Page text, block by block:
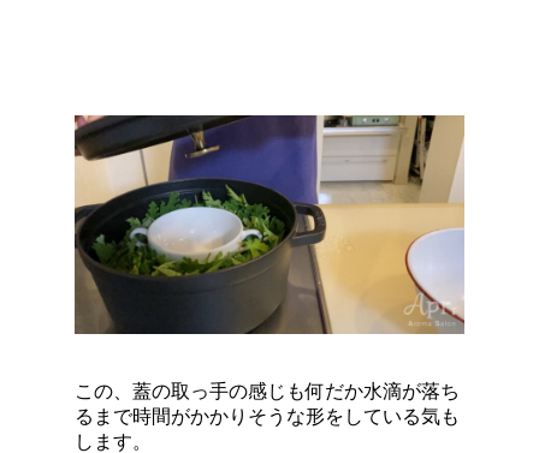
この、蓋の取っ手の感じも何だか水滴が落ち
るまで時間がかかりそうな形をしている気も
します。